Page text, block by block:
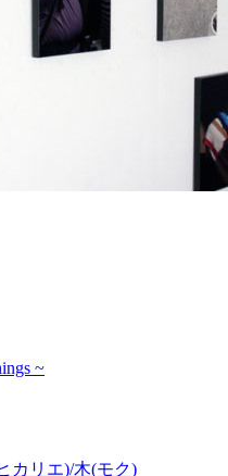
~
カリエ)/木(モク)